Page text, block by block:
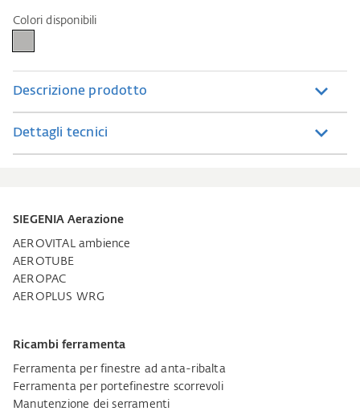
Colori disponibili
Descrizione prodotto
Dettagli tecnici
SIEGENIA Aerazione
AEROVITAL ambience
AEROTUBE
AEROPAC
AEROPLUS WRG
Ricambi ferramenta
Ferramenta per finestre ad anta-ribalta
Ferramenta per portefinestre scorrevoli
Manutenzione dei serramenti